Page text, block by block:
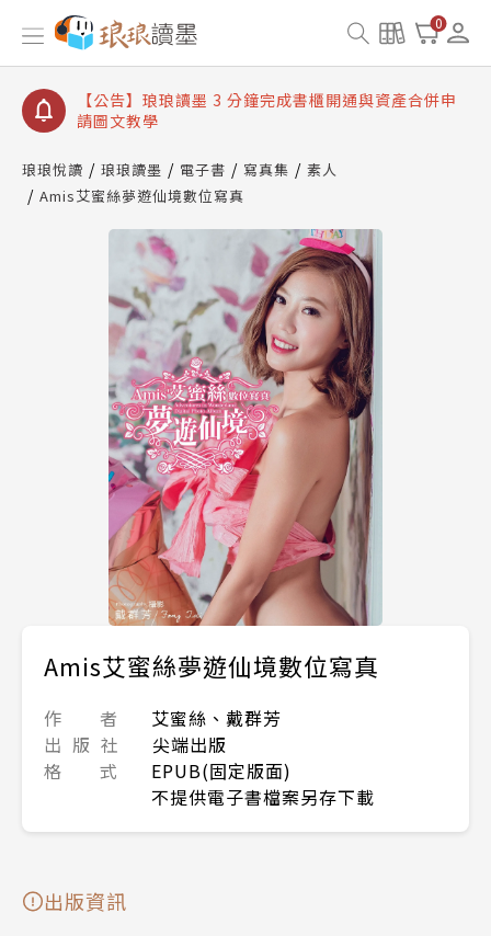
0
【公告】琅琅讀墨數位閱讀資產合併與書櫃開通申請
【公告】琅琅讀墨書櫃開通常見問題
【公告】琅琅讀墨 3 分鐘完成書櫃開通與資產合併申
請圖文教學
查詢
【公告】琅琅讀墨數位閱讀資產合併與書櫃開通申請
琅琅悅讀 琅琅讀墨 電子書 寫真集
素人
Amis艾蜜絲夢遊仙境數位寫真
Amis艾蜜絲夢遊仙境數位寫真
作 者
艾蜜絲、戴群芳
出 版 社
尖端出版
格 式
EPUB(固定版面)
不提供電子書檔案另存下載
出版資訊